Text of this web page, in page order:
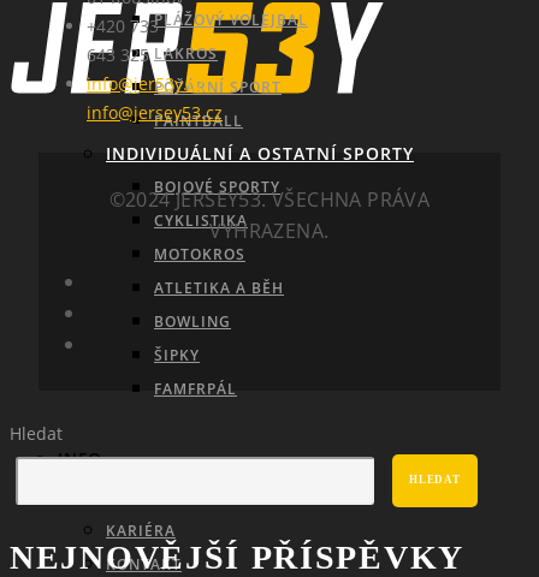
PLÁŽOVÝ VOLEJBAL
LAKROS
POŽÁRNÍ SPORT
PAINTBALL
INDIVIDUÁLNÍ A OSTATNÍ SPORTY
BOJOVÉ SPORTY
CYKLISTIKA
MOTOKROS
ATLETIKA A BĚH
BOWLING
ŠIPKY
FAMFRPÁL
INFO
KARIÉRA
KONTAKT
+420 733
643 325
info@jer53y.cz;
info@jersey53.cz
©2024 JERSEY53. VŠECHNA PRÁVA
VYHRAZENA.
Hledat
HLEDAT
NEJNOVĚJŠÍ PŘÍSPĚVKY